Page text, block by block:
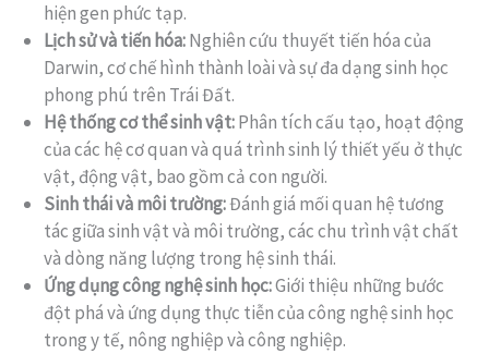
hiện gen phức tạp.
Lịch sử và tiến hóa:Nghiên cứu thuyết tiến hóa của
Darwin, cơ chế hình thành loài và sự đa dạng sinh học
phong phú trên Trái Đất.
Hệ thống cơ thể sinh vật:Phân tích cấu tạo, hoạt động
của các hệ cơ quan và quá trình sinh lý thiết yếu ở thực
vật, động vật, bao gồm cả con người.
Sinh thái và môi trường:Đánh giá mối quan hệ tương
tác giữa sinh vật và môi trường, các chu trình vật chất
và dòng năng lượng trong hệ sinh thái.
Ứng dụng công nghệ sinh học:Giới thiệu những bước
đột phá và ứng dụng thực tiễn của công nghệ sinh học
trong y tế, nông nghiệp và công nghiệp.